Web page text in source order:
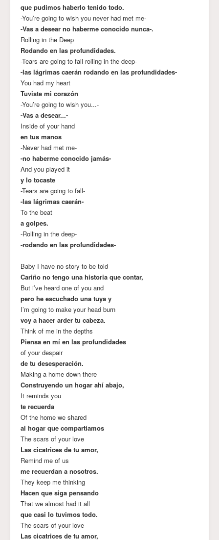
que pudimos haberlo tenido todo.
-You’re going to wish you never had met me-
-Vas a desear no haberme conocido nunca-.
Rolling in the Deep
Rodando en las profundidades.
-Tears are going to fall rolling in the deep-
-las lágrimas caerán rodando en las profundidades-
You had my heart
Tuviste mi corazón
-You’re going to wish you...-
-Vas a desear...-
Inside of your hand
en tus manos
-Never had met me-
-no haberme conocido jamás-
And you played it
y lo tocaste
-Tears are going to fall-
-las lágrimas caerán-
To the beat
a golpes.
-Rolling in the deep-
-rodando en las profundidades-
Baby I have no story to be told
Cariño no tengo una historia que contar,
But i’ve heard one of you and
pero he escuchado una tuya y
I’m going to make your head burn
voy a hacer arder tu cabeza.
Think of me in the depths
Piensa en mí en las profundidades
of your despair
de tu desesperación.
Making a home down there
Construyendo un hogar ahí abajo,
It reminds you
te recuerda
Of the home we shared
al hogar que compartíamos
The scars of your love
Las cicatrices de tu amor,
Remind me of us
me recuerdan a nosotros.
They keep me thinking
Hacen que siga pensando
That we almost had it all
que casi lo tuvimos todo.
The scars of your love
Las cicatrices de tu amor,